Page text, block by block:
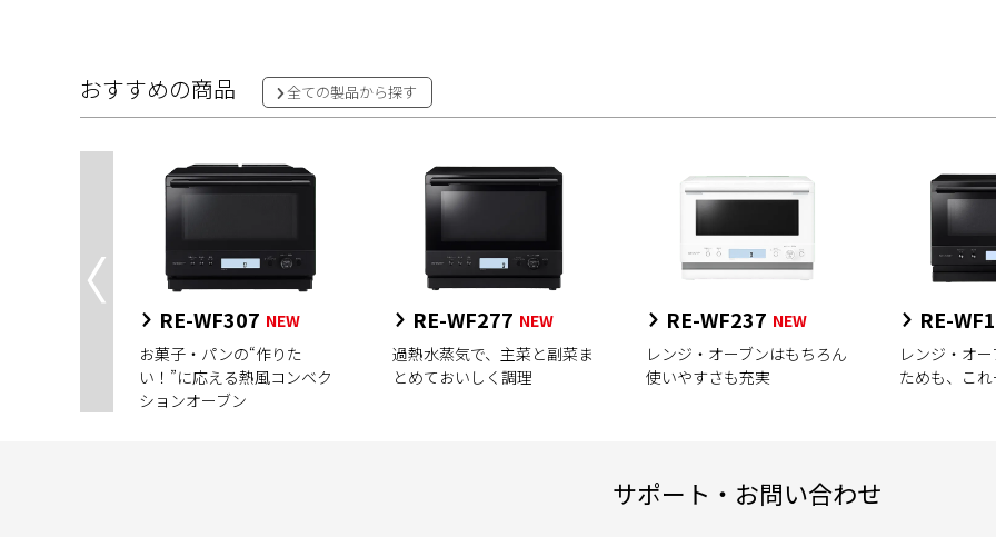
おすすめの商品 全ての製品から探す
RE-WF307 NEW
お菓子・パンの“作りた
い！”に応える熱風コンベク
ションオーブン
RE-WF277 NEW
過熱水蒸気で、主菜と副菜ま
とめておいしく調理
RE-WF237 NEW
レンジ・オーブンはもちろん
使いやすさも充実
RE-
レンジ・オ
ためも、こ
サポート・お問い合わせ